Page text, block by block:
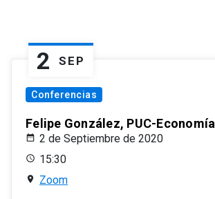
2 SEP
Conferencias
Felipe González, PUC-Economía
2 de Septiembre de 2020
15:30
Zoom